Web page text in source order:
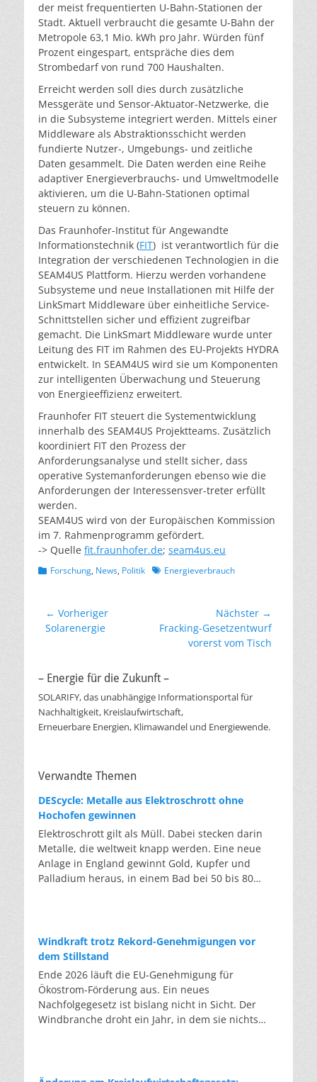
der meist frequentierten U-Bahn-Stationen der
Stadt. Aktuell verbraucht die gesamte U-Bahn der
Metropole 63,1 Mio. kWh pro Jahr. Würden fünf
Prozent eingespart, entspräche dies dem
Strombedarf von rund 700 Haushalten.
Erreicht werden soll dies durch zusätzliche
Messgeräte und Sensor-Aktuator-Netzwerke, die
in die Subsysteme integriert werden. Mittels einer
Middleware als Abstraktionsschicht werden
fundierte Nutzer-, Umgebungs- und zeitliche
Daten gesammelt. Die Daten werden eine Reihe
adaptiver Energieverbrauchs- und Umweltmodelle
aktivieren, um die U-Bahn-Stationen optimal
steuern zu können.
Das Fraunhofer-Institut für Angewandte
Informationstechnik (FIT) ist verantwortlich für die
Integration der verschiedenen Technologien in die
SEAM4US Plattform. Hierzu werden vorhandene
Subsysteme und neue Installationen mit Hilfe der
LinkSmart Middleware über einheitliche Service-
Schnittstellen sicher und effizient zugreifbar
gemacht. Die LinkSmart Middleware wurde unter
Leitung des FIT im Rahmen des EU-Projekts HYDRA
entwickelt. In SEAM4US wird sie um Komponenten
zur intelligenten Überwachung und Steuerung
von Energieeffizienz erweitert.
Fraunhofer FIT steuert die Systementwicklung
innerhalb des SEAM4US Projektteams. Zusätzlich
koordiniert FIT den Prozess der
Anforderungsanalyse und stellt sicher, dass
operative Systemanforderungen ebenso wie die
Anforderungen der Interessensver-treter erfüllt
werden.
SEAM4US wird von der Europäischen Kommission
im 7. Rahmenprogramm gefördert.
-> Quelle fit.fraunhofer.de; seam4us.eu
Kategorien
Forschung, News, Politik Schlagworte
Energieverbrauch
Beitragsnavigation
← Vorheriger
Vorheriger
Solarenergie
Nächster →
Nächster
Beitrag:
Fracking-Gesetzentwurf
vorerst vom Tisch
– Energie für die Zukunft –
SOLARIFY, das unabhängige Informationsportal für
Nachhaltigkeit, Kreislaufwirtschaft,
Erneuerbare Energien, Klimawandel und Energiewende.
Verwandte Themen
DEScycle: Metalle aus Elektroschrott ohne
Hochofen gewinnen
Elektroschrott gilt als Müll. Dabei stecken darin
Metalle, die weltweit knapp werden. Eine neue
Anlage in England gewinnt Gold, Kupfer und
Palladium heraus, in einem Bad bei 50 bis 80
tausend Grad ein. Energieintensiv und nur im
industriellen Großmaßstab möglich. Das Londoner
Start-up DEScycle hat im englischen Teesside eine
Demonstrationsanlage eröffnet, die ohne diese
Hitze auskommt: Ein chemisches Bad löst die
Metalle bei 50 bis 80 Grad heraus, statt sie
einzuschmelzen. Das Verfahren heißt Iono-
Windkraft trotz Rekord-Genehmigungen vor
dem Stillstand
Ende 2026 läuft die EU-Genehmigung für
Ökostrom-Förderung aus. Ein neues
Nachfolgegesetz ist bislang nicht in Sicht. Der
Windbranche droht ein Jahr, in dem sie nichts
die Verfahren laufen heute deutlich schneller. Die